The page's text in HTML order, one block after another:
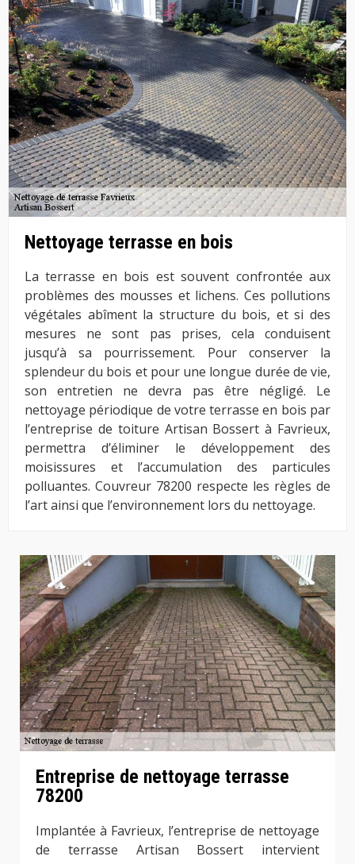
Nettoyage terrasse en bois
La terrasse en bois est souvent confrontée aux
problèmes des mousses et lichens. Ces pollutions
végétales abîment la structure du bois, et si des
mesures ne sont pas prises, cela conduisent
jusqu’à sa pourrissement. Pour conserver la
splendeur du bois et pour une longue durée de vie,
son entretien ne devra pas être négligé. Le
nettoyage périodique de votre terrasse en bois par
l’entreprise de toiture Artisan Bossert à Favrieux,
permettra d’éliminer le développement des
moisissures et l’accumulation des particules
polluantes. Couvreur 78200 respecte les règles de
l’art ainsi que l’environnement lors du nettoyage.
Entreprise de nettoyage terrasse
78200
Implantée à Favrieux, l’entreprise de nettoyage
de terrasse Artisan Bossert intervient